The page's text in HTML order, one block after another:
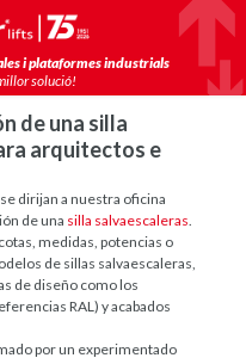
i plataformes industrials
solució!
de una silla
arquitectos e
dirijan a nuestra oficina
de una silla salvaescaleras.
medidas, potencias o
de sillas salvaescaleras,
de diseño como los
RAL) y acabados
por un experimentado